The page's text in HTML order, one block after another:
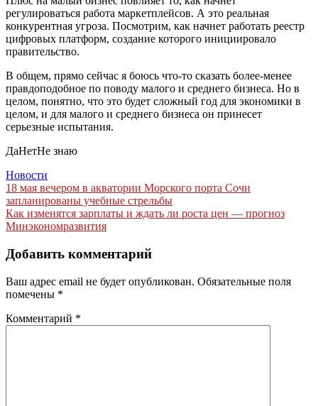
регулироваться работа маркетплейсов. А это реальная
конкурентная угроза. Посмотрим, как начнет работать реестр
цифровых платформ, создание которого инициировало
правительство.
В общем, прямо сейчас я боюсь что-то сказать более-менее
правдоподобное по поводу малого и среднего бизнеса. Но в
целом, понятно, что это будет сложный год для экономики в
целом, и для малого и среднего бизнеса он принесет
серьезные испытания.
ДаНетНе знаю
Новости
Навигация
по
записям
18 мая вечером в акватории Морского порта Сочи
запланированы учебные стрельбы
Как изменятся зарплаты и ждать ли роста цен — прогноз
Минэкономразвития
Добавить комментарий
Ваш адрес email не будет опубликован. Обязательные поля
помечены *
Комментарий *